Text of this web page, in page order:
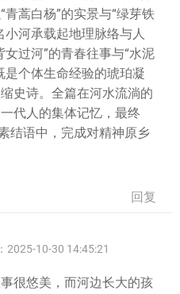
蒿白杨”的实景与“绿芽铁
河承载起地理脉络与人
过河”的青春往事与“水泥
是个体生命经验的琥珀凝
史诗。全篇在河水流淌的
代人的集体记忆，最终
结语中，完成对精神原乡
回复
2025-10-30 14:45:21
很悠美，而河边长大的孩